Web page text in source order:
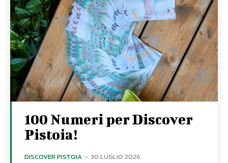
100 Numeri per Discover
Pistoia!
DISCOVER PISTOIA - 30 LUGLIO 2026